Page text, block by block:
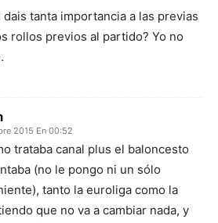
dais tanta importancia a las previas
rollos previos al partido? Yo no
2015 En 00:52
trataba canal plus el baloncesto
(no le pongo ni un sólo
tanto la euroliga como la
que no va a cambiar nada, y